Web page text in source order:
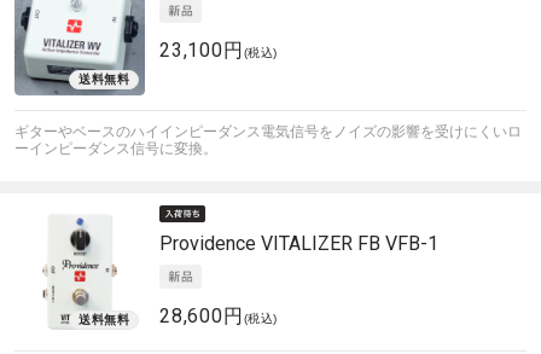
23,100円 (税込)
ギターやベースのハイインピーダンス電気信号をノイズの影響を受けにくいロ
ーインピーダンス信号に変換。
Providence VITALIZER FB VFB-1
28,600円 (税込)